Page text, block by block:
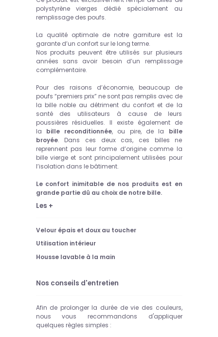
polystyrène vierges dédié spécialement au
remplissage des poufs.
La qualité optimale de notre garniture est la
garante d’un confort sur le long terme.
Nos produits peuvent être utilisés sur plusieurs
années sans avoir besoin d’un remplissage
complémentaire.
Pour des raisons d’économie, beaucoup de
poufs “premiers prix” ne sont pas remplis avec de
la bille noble au détriment du confort et de la
santé des utilisateurs à cause de leurs
poussières résiduelles. Il existe également de
la bille reconditionnée, ou pire, de la bille
broyée. Dans ces deux cas, ces billes ne
reprennent pas leur forme d’origine comme la
bille vierge et sont principalement utilisées pour
l’isolation dans le bâtiment.
Le confort inimitable de nos produits est en
grande partie dû au choix de notre bille.
Les +
Velour épais et doux au toucher
Utilisation intérieur
Housse lavable à la main
Nos conseils d'entretien
Afin de prolonger la durée de vie des couleurs,
nous vous recommandons d'appliquer
quelques règles simples :